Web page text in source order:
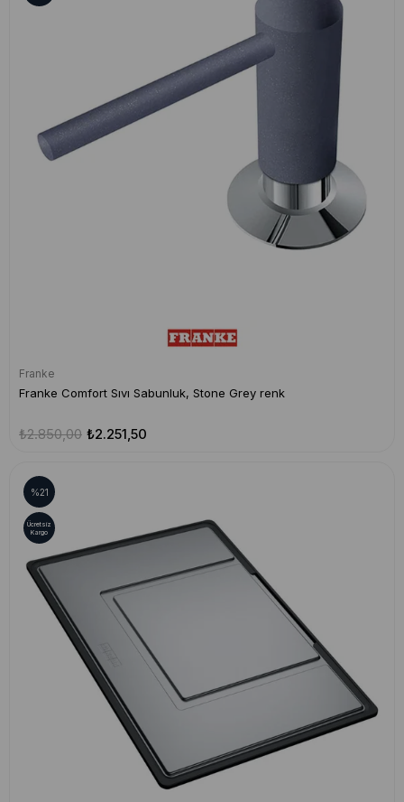
Franke
Franke Comfort Sıvı Sabunluk, Stone Grey renk
₺2.251,50
₺2.850,00
%21
Ücretsiz
Kargo